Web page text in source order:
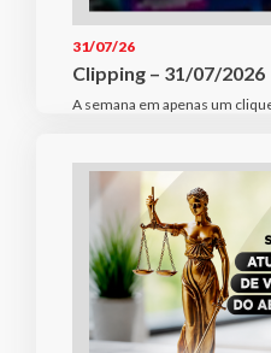
31/07/26
Clipping – 31/07/2026
A semana em apenas um